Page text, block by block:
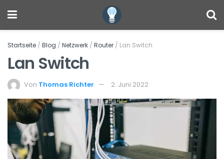
Startseite / Blog / Netzwerk / Router / Lan Switch
Lan Switch
Von Thomas Richter 2. Juni 2022